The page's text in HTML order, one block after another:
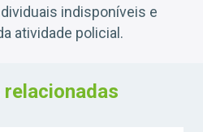
indisponíveis e
atividade policial.